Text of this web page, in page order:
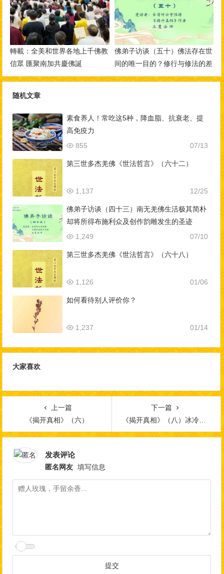
轉載：全美和世界各地上千佛教
信眾 匯聚南加共慶佛誕
佛弟子访谈（五十）佛法存在世
间的唯一目的？修行与修法的差
别，如何做到三业相应？
随机文章
素食养人！常吃这5种，降血脂、抗衰老、提
高免疫力
07/13
855
第三世多杰羌佛《世法哲言》（六十二）
12/25
1,137
佛弟子访谈（四十三）南无羌佛生活极其简朴
却将所得布施利众及创作韵雕发生的圣迹
07/10
1,249
第三世多杰羌佛《世法哲言》（六十八）
01/06
1,126
如何看待别人评价你？
01/14
1,237
大家喜欢
上一篇
《揭开真相》（六）
下一篇
《揭开真相》（八）冰冷死人竟站起来了
发表评论
匿名网友 填写信息